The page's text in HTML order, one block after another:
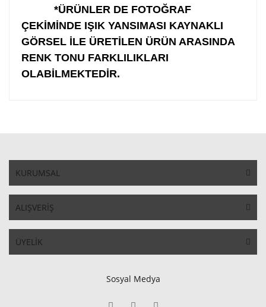
*ÜRÜNLER DE FOTOĞRAF
ÇEKİMİNDE IŞIK YANSIMASI KAYNAKLI
GÖRSEL İLE ÜRETİLEN ÜRÜN ARASINDA
RENK TONU FARKLILIKLARI
OLABİLMEKTEDİR.
KURUMSAL
ALIŞVERİŞ
ÜYELİK
Sosyal Medya